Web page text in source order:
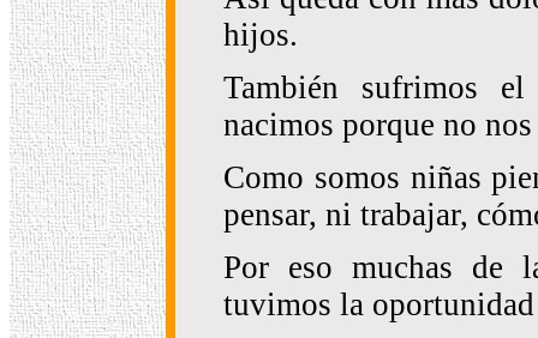
hijos.
También sufrimos
nacimos porque no
Como somos niñas
pensar, ni trabajar,
Por eso muchas de
tuvimos la